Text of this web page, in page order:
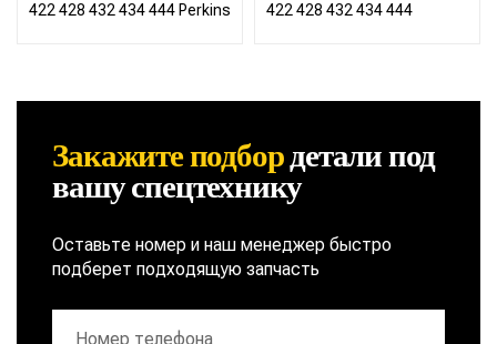
422 428 432 434 444 Perkins
422 428 432 434 444
Закажите подбордеталипод
вашу спецтехнику
Оставьте номер и наш менеджер быстро
подберет подходящую запчасть